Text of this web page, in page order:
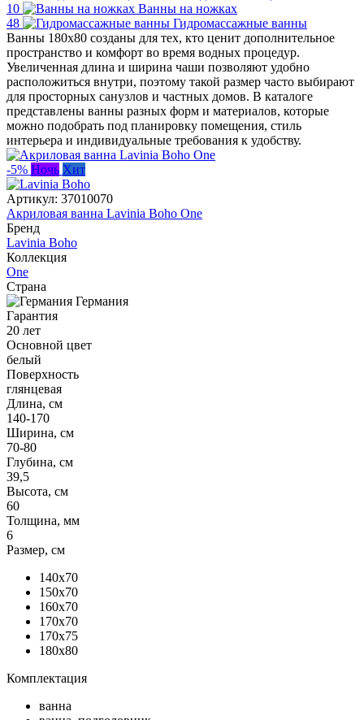
10
Ванны на ножках
48
Гидромассажные ванны
Ванны 180x80 созданы для тех, кто ценит дополнительное
пространство и комфорт во время водных процедур.
Увеличенная длина и ширина чаши позволяют удобно
расположиться внутри, поэтому такой размер часто выбирают
для просторных санузлов и частных домов. В каталоге
представлены ванны разных форм и материалов, которые
можно подобрать под планировку помещения, стиль
интерьера и индивидуальные требования к удобству.
-5% Ночь Хит
Артикул: 37010070
Акриловая ванна Lavinia Boho One
Бренд
Lavinia Boho
Коллекция
One
Страна
Германия
Гарантия
20 лет
Основной цвет
белый
Поверхность
глянцевая
Длина, см
140-170
Ширина, см
70-80
Глубина, см
39,5
Высота, см
60
Толщина, мм
6
Размер, см
140x70
150x70
160x70
170x70
170x75
180x80
Комплектация
ванна